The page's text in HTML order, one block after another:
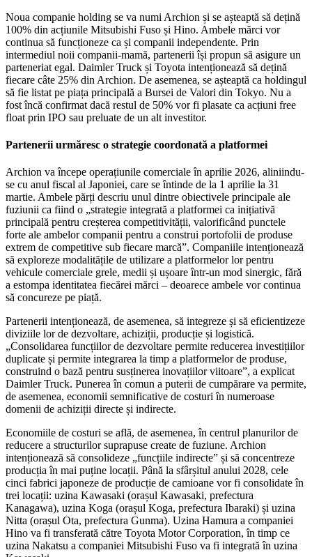
Noua companie holding se va numi Archion și se așteaptă să dețină
100% din acțiunile Mitsubishi Fuso și Hino. Ambele mărci vor
continua să funcționeze ca și companii independente. Prin
intermediul noii companii-mamă, partenerii își propun să asigure un
parteneriat egal. Daimler Truck și Toyota intenționează să dețină
fiecare câte 25% din Archion. De asemenea, se așteaptă ca holdingul
să fie listat pe piața principală a Bursei de Valori din Tokyo. Nu a
fost încă confirmat dacă restul de 50% vor fi plasate ca acțiuni free
float prin IPO sau preluate de un alt investitor.
Partenerii urmăresc o strategie coordonată a platformei
Archion va începe operațiunile comerciale în aprilie 2026, aliniindu-
se cu anul fiscal al Japoniei, care se întinde de la 1 aprilie la 31
martie. Ambele părți descriu unul dintre obiectivele principale ale
fuziunii ca fiind o „strategie integrată a platformei ca inițiativă
principală pentru creșterea competitivității, valorificând punctele
forte ale ambelor companii pentru a construi portofolii de produse
extrem de competitive sub fiecare marcă”. Companiile intenționează
să exploreze modalitățile de utilizare a platformelor lor pentru
vehicule comerciale grele, medii și ușoare într-un mod sinergic, fără
a estompa identitatea fiecărei mărci – deoarece ambele vor continua
să concureze pe piață.
Partenerii intenționează, de asemenea, să integreze și să eficientizeze
diviziile lor de dezvoltare, achiziții, producție și logistică.
„Consolidarea funcțiilor de dezvoltare permite reducerea investițiilor
duplicate și permite integrarea la timp a platformelor de produse,
construind o bază pentru susținerea inovațiilor viitoare”, a explicat
Daimler Truck. Punerea în comun a puterii de cumpărare va permite,
de asemenea, economii semnificative de costuri în numeroase
domenii de achiziții directe și indirecte.
Economiile de costuri se află, de asemenea, în centrul planurilor de
reducere a structurilor suprapuse create de fuziune. Archion
intenționează să consolideze „funcțiile indirecte” și să concentreze
producția în mai puține locații. Până la sfârșitul anului 2028, cele
cinci fabrici japoneze de producție de camioane vor fi consolidate în
trei locații: uzina Kawasaki (orașul Kawasaki, prefectura
Kanagawa), uzina Koga (orașul Koga, prefectura Ibaraki) și uzina
Nitta (orașul Ota, prefectura Gunma). Uzina Hamura a companiei
Hino va fi transferată către Toyota Motor Corporation, în timp ce
uzina Nakatsu a companiei Mitsubishi Fuso va fi integrată în uzina